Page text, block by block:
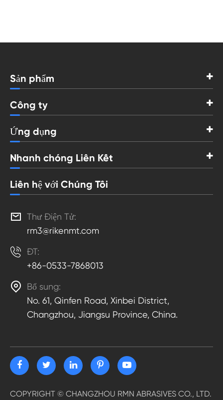
Sản phẩm
Công ty
Ứng dụng
Nhanh chóng Liên Kết
Liên hệ với Chúng Tôi
 Thư Điện Tử:
rm3@rikenmt.com
 ĐT:
+86-0533-7868013

Bổ sung:
No. 61, Qinfen Road, Xinbei District,
Changzhou, Jiangsu Province, China.
COPYRIGHT © CHANGZHOU RMN ABRASIVES CO., LTD.